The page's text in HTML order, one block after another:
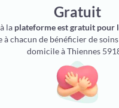
Gratuit
la plateforme est gratuit pour
à chacun de bénéficier de
domicile à Thiennes